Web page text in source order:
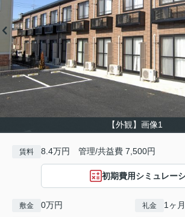
【外観】画像1
賃料 8.4万円 管理/共益費 7,500円
初期費用シミュレー
敷金 0万円 礼金 1ヶ月